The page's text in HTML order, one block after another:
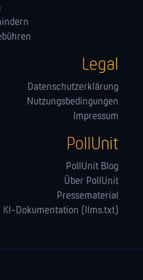
Legal
Datenschutzerklärung
Nutzungsbedingungen
Impressum
PollUnit
PollUnit Blog
Über PollUnit
Pressematerial
KI-Dokumentation (llms.txt)